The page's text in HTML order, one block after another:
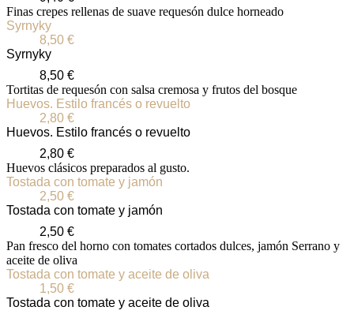
Finas crepes rellenas de suave requesón dulce horneado
Syrnyky
8,50€
Syrnyky
8,50€
Tortitas de requesón con salsa cremosa y frutos del bosque
Huevos. Estilo francés o revuelto
2,80€
Huevos. Estilo francés o revuelto
2,80€
Huevos clásicos preparados al gusto.
Tostada con tomate y jamón
2,50€
Tostada con tomate y jamón
2,50€
Pan fresco del horno con tomates cortados dulces, jamón Serrano y
aceite de oliva
Tostada con tomate y aceite de oliva
1,50€
Tostada con tomate y aceite de oliva